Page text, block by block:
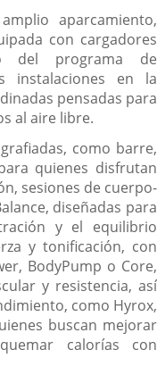
aparcamiento,
con cargadores
del programa de
instalaciones en la
pensadas para
al aire libre.
como barre,
quienes disfrutan
sesiones de cuerpo-
diseñadas para
y el equilibrio
y tonificación, con
BodyPump o Core,
y resistencia, así
como Hyrox,
buscan mejorar
calorías con